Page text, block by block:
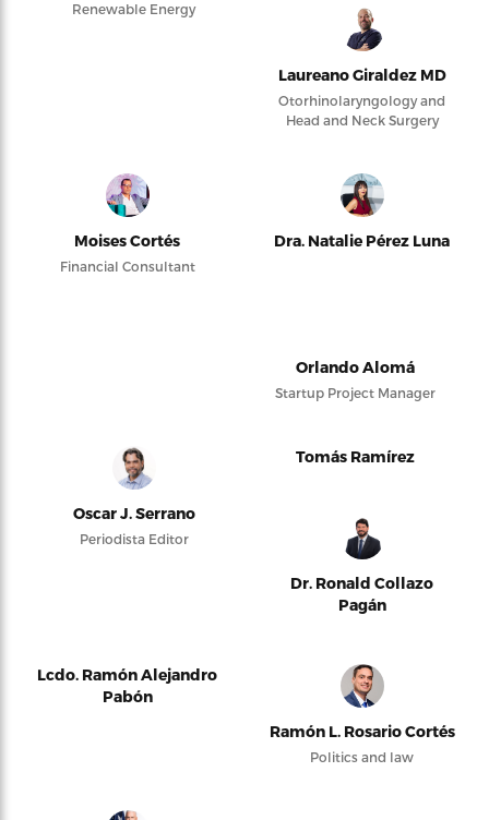
Renewable Energy
Laureano Giraldez MD
Otorhinolaryngology and
Head and Neck Surgery
Moises Cortés
Financial Consultant
Dra. Natalie Pérez Luna
Orlando Alomá
Startup Project Manager
Oscar J. Serrano
Periodista Editor
Tomás Ramírez
Dr. Ronald Collazo
Pagán
Lcdo. Ramón Alejandro
Pabón
Ramón L. Rosario Cortés
Politics and law